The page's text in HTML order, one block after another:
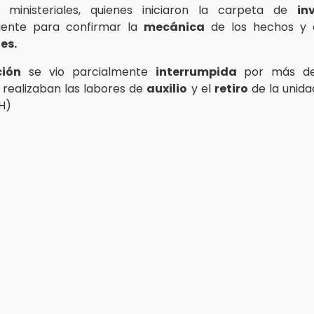
ministeriales, quienes iniciaron la carpeta de
para confirmar la mecánica de los hechos y
se vio parcialmente interrumpida por más
las labores de auxilio y el retiro de la